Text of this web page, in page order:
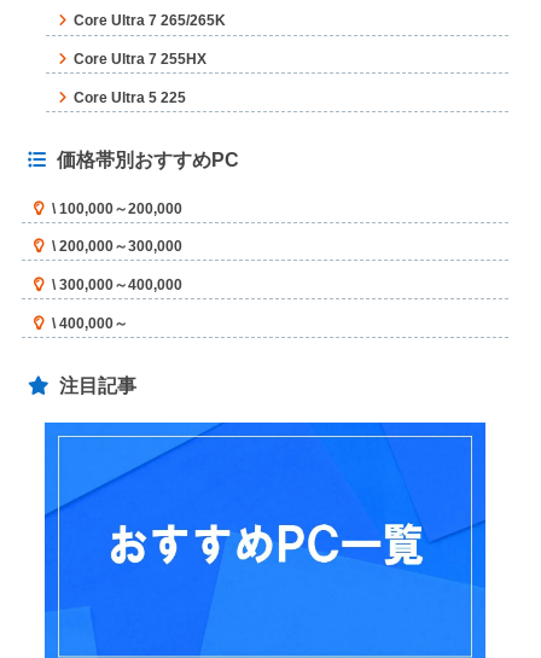
Core Ultra 7 265/265K
Core Ultra 7 255HX
Core Ultra 5 225
価格帯別おすすめPC
\ 100,000～200,000
\ 200,000～300,000
\ 300,000～400,000
\ 400,000～
注目記事